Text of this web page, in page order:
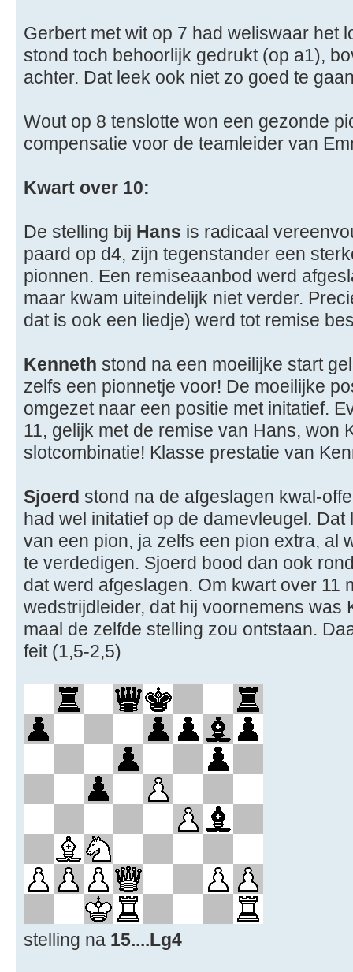
Gerbert met wit op 7 had weliswaar het
stond toch behoorlijk gedrukt (op a1),
achter. Dat leek ook niet zo goed te
Wout op 8 tenslotte won een gezonde
compensatie voor de teamleider van
Kwart over 10:
De stelling bij Hans is radicaal
paard op d4, zijn tegenstander een
pionnen. Een remiseaanbod werd
maar kwam uiteindelijk niet verder.
dat is ook een liedje) werd tot remise
Kenneth stond na een moeilijke start
zelfs een pionnetje voor! De moeilijke
omgezet naar een positie met initatief.
11, gelijk met de remise van Hans, won
slotcombinatie! Klasse prestatie van
Sjoerd stond na de afgeslagen kwal-
had wel initatief op de damevleugel.
van een pion, ja zelfs een pion extra, al
te verdedigen. Sjoerd bood dan ook
dat werd afgeslagen. Om kwart over 11
wedstrijdleider, dat hij voornemens was
maal de zelfde stelling zou ontstaan.
feit (1,5-2,5)
stelling na 15....Lg4